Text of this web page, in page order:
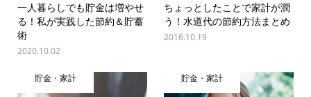
一人暮らしでも貯金は増やせ
る！私が実践した節約＆貯蓄
術
2020.10.02
ちょっとしたことで家計が潤
う！水道代の節約方法まとめ
2016.10.19
貯金・家計 貯金・家計